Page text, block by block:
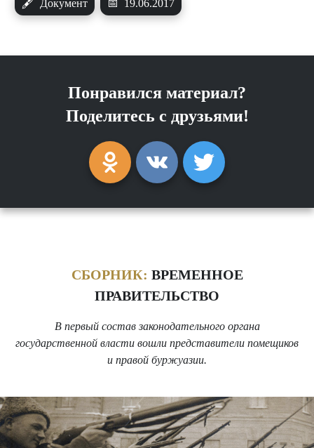
🖋 Документ 📅 19.06.2017
Понравился материал?
Поделитесь с друзьями!
СБОРНИК: ВРЕМЕННОЕ
ПРАВИТЕЛЬСТВО
В первый состав законодательного органа
государственной власти вошли представители помещиков
и правой буржуазии.